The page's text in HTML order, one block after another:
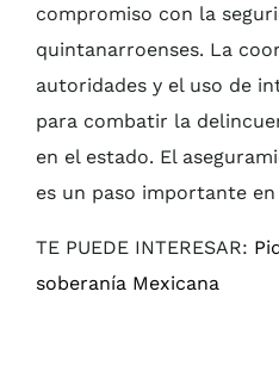
compromiso con la
quintanarroenses. La
autoridades y el uso de
para combatir la
en el estado. El
es un paso importante
TE PUEDE INTERESAR:
soberanía Mexicana